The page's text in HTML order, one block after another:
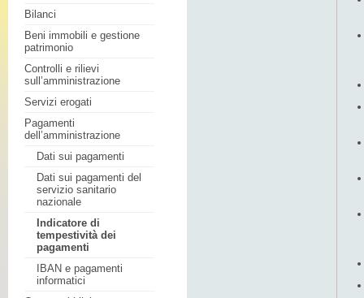
Bilanci
Beni immobili e gestione
patrimonio
Controlli e rilievi
sull’amministrazione
Servizi erogati
Pagamenti
dell’amministrazione
Dati sui pagamenti
Dati sui pagamenti del
servizio sanitario
nazionale
Indicatore di
tempestività dei
pagamenti
IBAN e pagamenti
informatici